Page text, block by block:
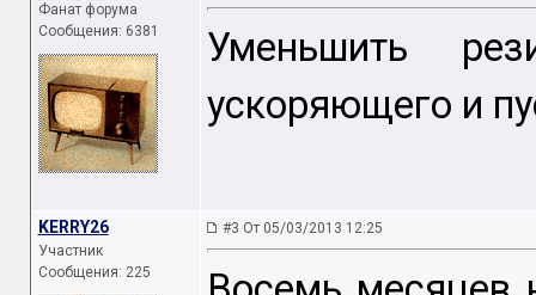
Фанат форума
Сообщения: 6381
Уменьшить
ускоряющего и
KERRY26
Участник
Сообщения: 225
#3 От 05/03/2013 12:25